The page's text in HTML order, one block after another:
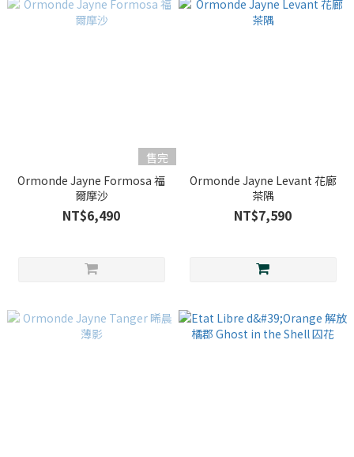
售完
Ormonde Jayne Formosa 福
爾摩沙
NT$6,490
Ormonde Jayne Levant 花廊
茶隅
NT$7,590